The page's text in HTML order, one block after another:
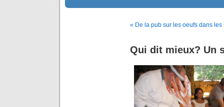
« De la pub sur les oeufs dans
Qui dit mieux? Un